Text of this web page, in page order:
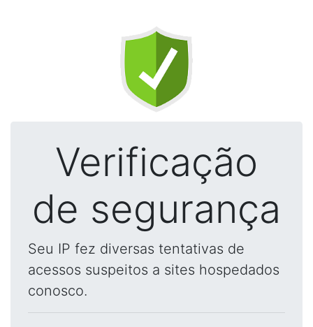
Verificação
de segurança
Seu IP fez diversas tentativas de
acessos suspeitos a sites hospedados
conosco.